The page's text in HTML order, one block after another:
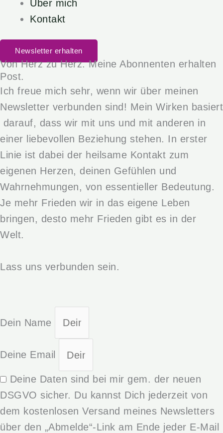
Über mich
Kontakt
Newsletter erhalten
Von Herz zu Herz. Meine Abonnenten erhalten
Post.
Ich freue mich sehr, wenn wir über meinen
Newsletter verbunden sind! Mein Wirken basiert
darauf, dass wir mit uns und mit anderen in
einer liebevollen Beziehung stehen. In erster
Linie ist dabei der heilsame Kontakt zum
eigenen Herzen, deinen Gefühlen und
Wahrnehmungen, von essentieller Bedeutung.
Je mehr Frieden wir in das eigene Leben
bringen, desto mehr Frieden gibt es in der
Welt.
Lass uns verbunden sein.
Dein Name
Deine Email
Deine Daten sind bei mir gem. der neuen
DSGVO sicher. Du kannst Dich jederzeit von
dem kostenlosen Versand meines Newsletters
über den „Abmelde“-Link am Ende jeder E-Mail